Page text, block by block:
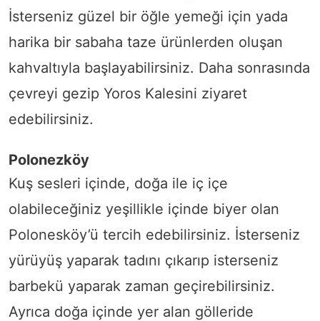
İsterseniz güzel bir öğle yemeği için yada
harika bir sabaha taze ürünlerden oluşan
kahvaltıyla başlayabilirsiniz. Daha sonrasında
çevreyi gezip Yoros Kalesini ziyaret
edebilirsiniz.
Polonezköy
Kuş sesleri içinde, doğa ile iç içe
olabileceğiniz yeşillikle içinde biyer olan
Polonesköy’ü tercih edebilirsiniz. İsterseniz
yürüyüş yaparak tadını çıkarıp isterseniz
barbekü yaparak zaman geçirebilirsiniz.
Ayrıca doğa içinde yer alan gölleride